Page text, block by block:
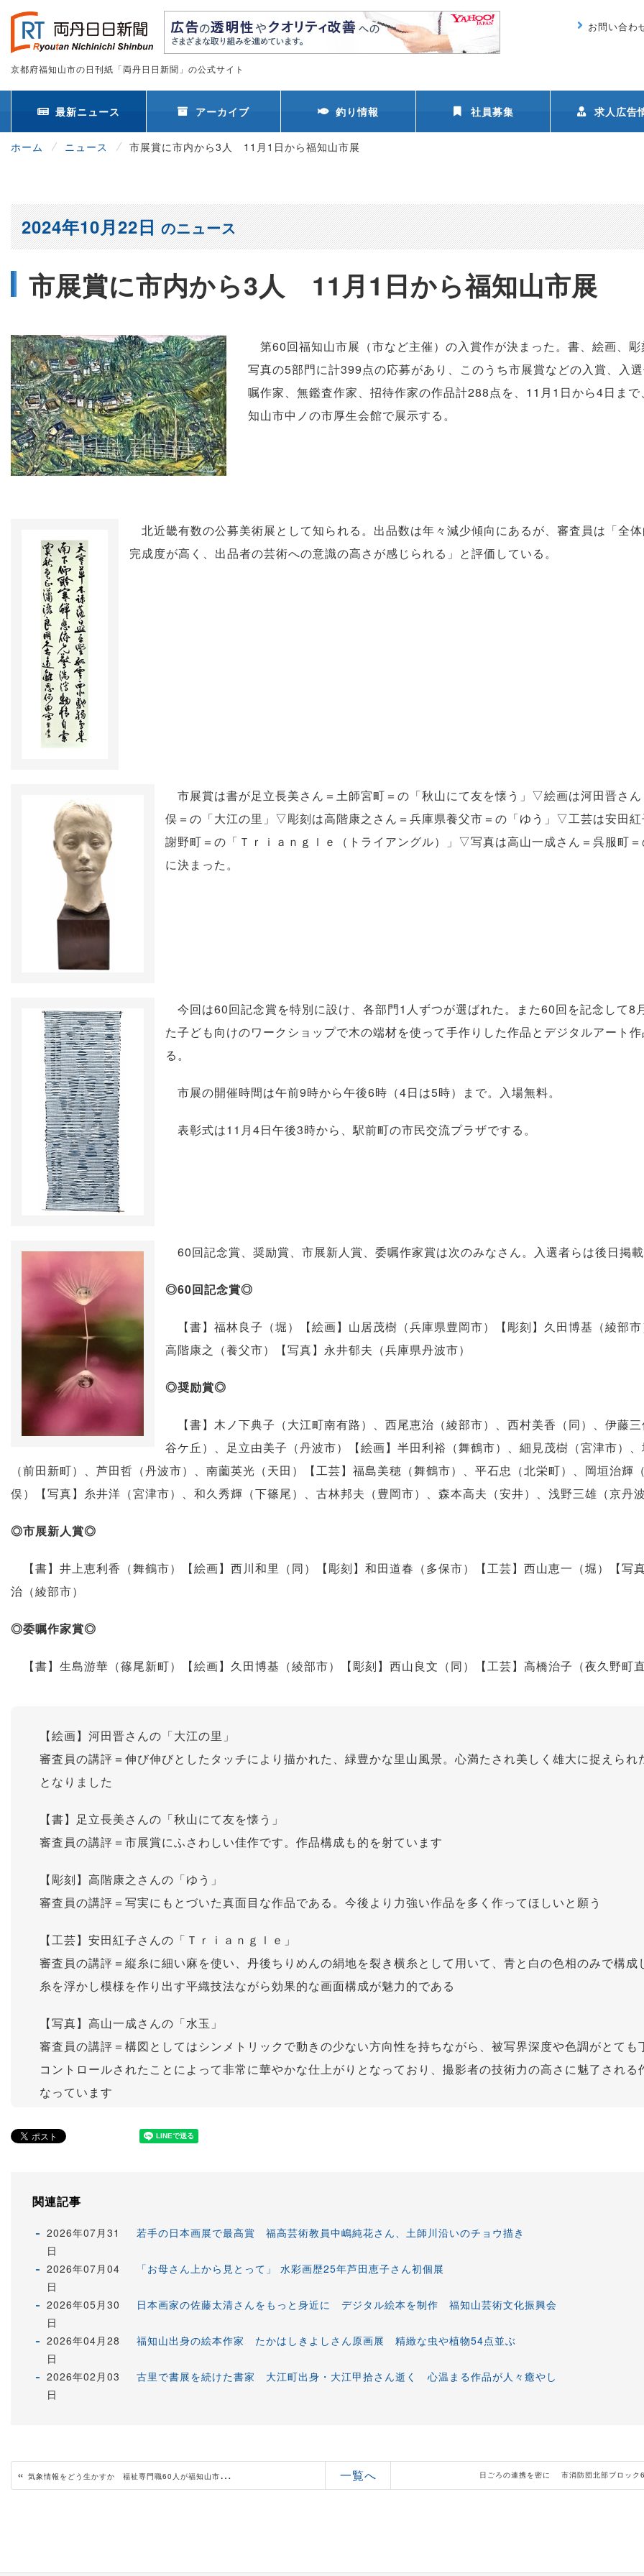
京都府福知山市の日刊紙「両丹日日新聞」の公式サイト
お問い合わ
最新ニュース アーカイブ 釣り情報 社員募集 求人広告
ホーム ニュース 市展賞に市内から3人 11月1日から福知山市展
市展賞に市内から3人 11月1日から福知山市展
2024年10月22日のニュース
第60回福知山市展（市など主催）の入賞作が決まった。書、絵画、彫
写真の5部門に計399点の応募があり、このうち市展賞などの入賞、入
嘱作家、無鑑査作家、招待作家の作品計288点を、11月1日から4日まで
知山市中ノの市厚生会館で展示する。
北近畿有数の公募美術展として知られる。出品数は年々減少傾向にあるが、審査員は「全
完成度が高く、出品者の芸術への意識の高さが感じられる」と評価している。
市展賞は書が足立長美さん＝土師宮町＝の「秋山にて友を懐う」▽絵画は河田晋さん
俣＝の「大江の里」▽彫刻は高階康之さん＝兵庫県養父市＝の「ゆう」▽工芸は安田
謝野町＝の「Ｔｒｉａｎｇｌｅ（トライアングル）」▽写真は高山一成さん＝呉服町＝
に決まった。
今回は60回記念賞を特別に設け、各部門1人ずつが選ばれた。また60回を記念して8
た子ども向けのワークショップで木の端材を使って手作りした作品とデジタルアート
る。
市展の開催時間は午前9時から午後6時（4日は5時）まで。入場無料。
表彰式は11月4日午後3時から、駅前町の市民交流プラザでする。
60回記念賞、奨励賞、市展新人賞、委嘱作家賞は次のみなさん。入選者らは後日掲載
◎60回記念賞◎
【書】福林良子（堀）【絵画】山居茂樹（兵庫県豊岡市）【彫刻】久田博基（綾部市
高階康之（養父市）【写真】永井郁夫（兵庫県丹波市）
◎奨励賞◎
【書】木ノ下典子（大江町南有路）、西尾恵治（綾部市）、西村美香（同）、伊藤
谷ケ丘）、足立由美子（丹波市）【絵画】半田利裕（舞鶴市）、細見茂樹（宮津市）
（前田新町）、芦田哲（丹波市）、南薗英光（天田）【工芸】福島美穂（舞鶴市）、平石忠（北栄町）、岡垣治輝
俣）【写真】糸井洋（宮津市）、和久秀輝（下篠尾）、古林邦夫（豊岡市）、森本高夫（安井）、浅野三雄（京丹波
◎市展新人賞◎
【書】井上恵利香（舞鶴市）【絵画】西川和里（同）【彫刻】和田道春（多保市）【工芸】西山恵一（堀）【写
治（綾部市）
◎委嘱作家賞◎
【書】生島游華（篠尾新町）【絵画】久田博基（綾部市）【彫刻】西山良文（同）【工芸】高橋治子（夜久野町直
【絵画】河田晋さんの「大江の里」
審査員の講評＝伸び伸びとしたタッチにより描かれた、緑豊かな里山風景。心満たされ美しく雄大に捉えられ
となりました
【書】足立長美さんの「秋山にて友を懐う」
審査員の講評＝市展賞にふさわしい佳作です。作品構成も的を射ています
【彫刻】高階康之さんの「ゆう」
審査員の講評＝写実にもとづいた真面目な作品である。今後より力強い作品を多く作ってほしいと願う
【工芸】安田紅子さんの「Ｔｒｉａｎｇｌｅ」
審査員の講評＝縦糸に細い麻を使い、丹後ちりめんの絹地を裂き横糸として用いて、青と白の色相のみで構成
糸を浮かし模様を作り出す平織技法ながら効果的な画面構成が魅力的である
【写真】高山一成さんの「水玉」
審査員の講評＝構図としてはシンメトリックで動きの少ない方向性を持ちながら、被写界深度や色調がとても
コントロールされたことによって非常に華やかな仕上がりとなっており、撮影者の技術力の高さに魅了される
なっています
関連記事
2026年07月31
日
若手の日本画展で最高賞 福高芸術教員中嶋純花さん、土師川沿いのチョウ描き
2026年07月04
日
「お母さん上から見とって」 水彩画歴25年芦田恵子さん初個展
2026年05月30
日
日本画家の佐藤太清さんをもっと身近に デジタル絵本を制作 福知山芸術文化振興会
2026年04月28
日
福知山出身の絵本作家 たかはしきよしさん原画展 精緻な虫や植物54点並ぶ
2026年02月03
日
古里で書展を続けた書家 大江町出身・大江甲拾さん逝く 心温まる作品が人々癒やし
« 気象情報をどう生かすか 福祉専門職60人が福知山市防災センターで防災研修 一覧へ